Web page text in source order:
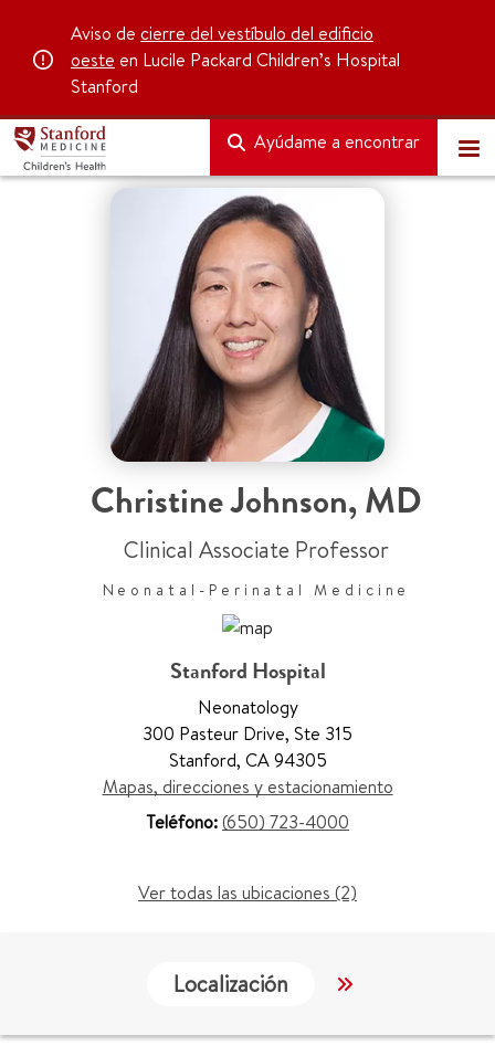
Aviso de cierre del vestíbulo del edificio
oeste en Lucile Packard Children’s Hospital
Stanford
Ayúdame a encontrar
Christine Johnson,MD
Clinical Associate Professor
Neonatal-Perinatal Medicine
Stanford Hospital
Neonatology
300 Pasteur Drive, Ste 315
Stanford, CA 94305
Mapas, direcciones y estacionamiento
Teléfono:(650) 723-4000
Ver todas las ubicaciones (2)
Localización Servicios